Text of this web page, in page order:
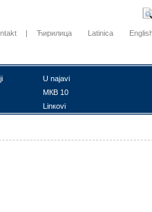
| Ћирилица Latinica
U nајаvi
MКB 10
Linкоvi